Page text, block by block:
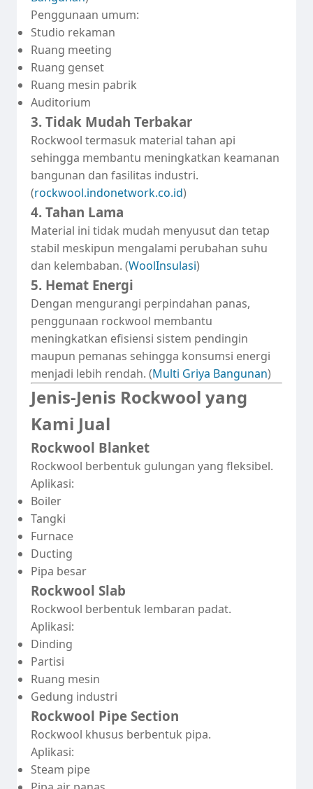
Penggunaan umum:
Studio rekaman
Ruang meeting
Ruang genset
Ruang mesin pabrik
Auditorium
3. Tidak Mudah Terbakar
Rockwool termasuk material tahan api
sehingga membantu meningkatkan keamanan
bangunan dan fasilitas industri.
(rockwool.indonetwork.co.id)
4. Tahan Lama
Material ini tidak mudah menyusut dan tetap
stabil meskipun mengalami perubahan suhu
dan kelembaban. (WoolInsulasi)
5. Hemat Energi
Dengan mengurangi perpindahan panas,
penggunaan rockwool membantu
meningkatkan efisiensi sistem pendingin
maupun pemanas sehingga konsumsi energi
menjadi lebih rendah. (Multi Griya Bangunan)
Jenis-Jenis Rockwool yang
Kami Jual
Rockwool Blanket
Rockwool berbentuk gulungan yang fleksibel.
Aplikasi:
Boiler
Tangki
Furnace
Ducting
Pipa besar
Rockwool Slab
Rockwool berbentuk lembaran padat.
Aplikasi:
Dinding
Partisi
Ruang mesin
Gedung industri
Rockwool Pipe Section
Rockwool khusus berbentuk pipa.
Aplikasi:
Steam pipe